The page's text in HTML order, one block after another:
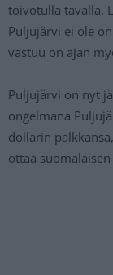
toivotulla tavalla.
Puljujärvi ei ole
vastuu on ajan
Puljujärvi on nyt
ongelmana
dollarin
ottaa